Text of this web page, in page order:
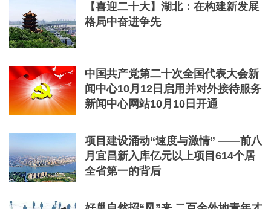
【喜迎二十大】湖北：在构建新发展
格局中奋进争先
中国共产党第二十次全国代表大会新
闻中心10月12日启用并对外接待服务
新闻中心网站10月10日开通
项目建设涌动“速度与激情” ——前八
月宜昌新入库亿元以上项目614个居
全省第一的背后